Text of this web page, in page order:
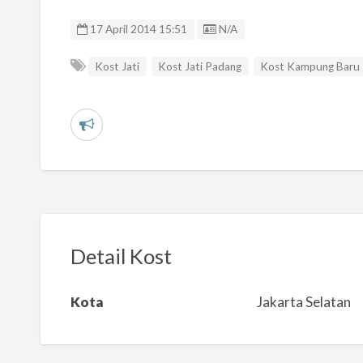
17 April 2014 15:51 Listing ID
N/A
Kost Jati Kost Jati Padang Kost Kampung Baru
L
a
m
Detail Kost
Kota Jakarta Selatan